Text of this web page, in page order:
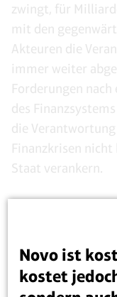
zwingt, für
mit den
Akteuren die
immer weiter
Forderungen
des
die
Finanzkrisen nicht
Staat verankern.
Aufsichtsgremien
Unternehmen in
sollen, sind in
Unternehmern
Novo ist
kostet